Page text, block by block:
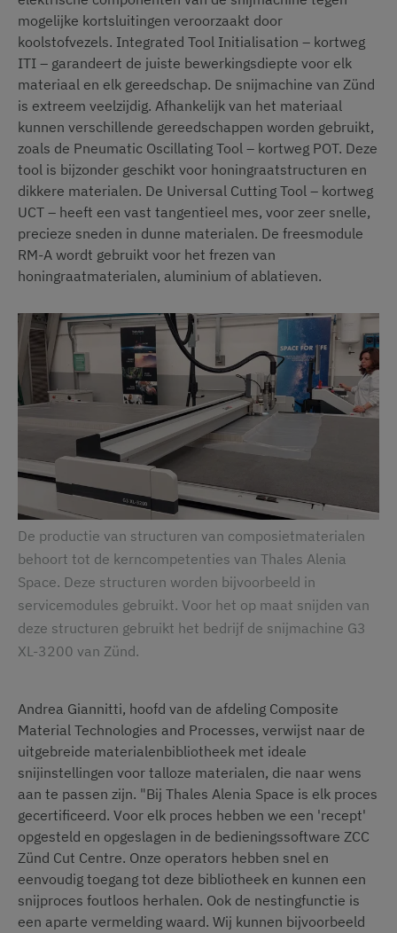
mogelijke kortsluitingen veroorzaakt door
koolstofvezels. Integrated Tool Initialisation – kortweg
ITI – garandeert de juiste bewerkingsdiepte voor elk
materiaal en elk gereedschap. De snijmachine van Zünd
is extreem veelzijdig. Afhankelijk van het materiaal
kunnen verschillende gereedschappen worden gebruikt,
zoals de Pneumatic Oscillating Tool – kortweg POT. Deze
tool is bijzonder geschikt voor honingraatstructuren en
dikkere materialen. De Universal Cutting Tool – kortweg
UCT – heeft een vast tangentieel mes, voor zeer snelle,
precieze sneden in dunne materialen. De freesmodule
RM-A wordt gebruikt voor het frezen van
honingraatmaterialen, aluminium of ablatieven.
De productie van structuren van composietmaterialen
behoort tot de kerncompetenties van Thales Alenia
Space. Deze structuren worden bijvoorbeeld in
servicemodules gebruikt. Voor het op maat snijden van
deze structuren gebruikt het bedrijf de snijmachine G3
XL-3200 van Zünd.
Andrea Giannitti, hoofd van de afdeling Composite
Material Technologies and Processes, verwijst naar de
uitgebreide materialenbibliotheek met ideale
snijinstellingen voor talloze materialen, die naar wens
aan te passen zijn. "Bij Thales Alenia Space is elk proces
gecertificeerd. Voor elk proces hebben we een 'recept'
opgesteld en opgeslagen in de bedieningssoftware ZCC
Zünd Cut Centre. Onze operators hebben snel en
eenvoudig toegang tot deze bibliotheek en kunnen een
snijproces foutloos herhalen. Ook de nestingfunctie is
een aparte vermelding waard. Wij kunnen bijvoorbeeld